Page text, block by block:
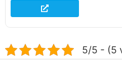
5/5 - (5